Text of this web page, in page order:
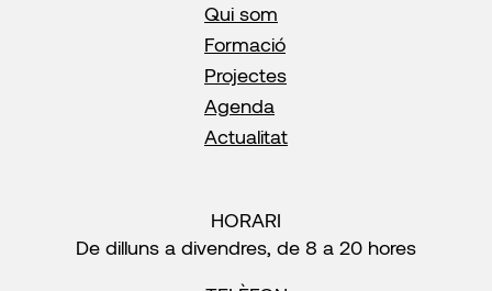
Qui som
Formació
Projectes
Agenda
Actualitat
HORARI
De dilluns a divendres, de 8 a 20 hores